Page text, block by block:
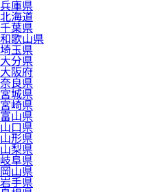
兵庫県
北海道
千葉県
和歌山県
埼玉県
大分県
大阪府
奈良県
宮城県
宮崎県
富山県
山口県
山形県
山梨県
岐阜県
岡山県
岩手県